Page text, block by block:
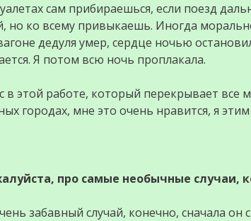
сам прибираешься, если поезд
но ко всему привыкаешь. Иногда
дедуля умер, сердце ночью
Я потом всю ночь проплакала.
этой работе, который перекрывает все
городах, мне это очень нравится, я
про самые необычные случаи,
забавный случай, конечно, сначала